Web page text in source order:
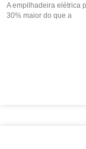
A empilhadeira elétrica
30% maior do que a